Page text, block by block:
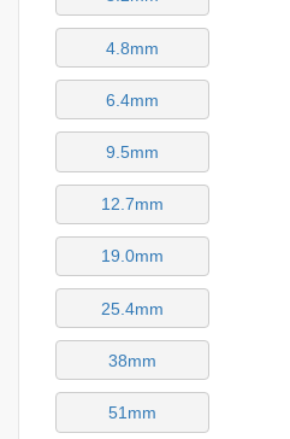
4.8mm
6.4mm
9.5mm
12.7mm
19.0mm
25.4mm
38mm
51mm